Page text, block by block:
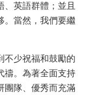
、英語群體；並且
。當然，我們要繼
不少祝福和鼓勵的
禱。為著全面支持
團隊、優秀而充滿